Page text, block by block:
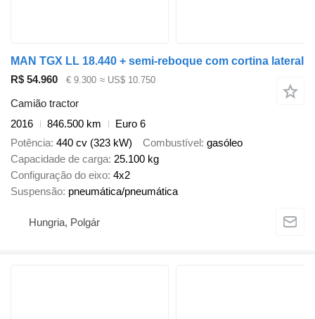
MAN TGX LL 18.440 + semi-reboque com cortina lateral
R$ 54.960
€ 9.300 ≈ US$ 10.750
Camião tractor
2016
846.500 km
Euro 6
Potência 440 cv (323 kW) Combustível gasóleo
Capacidade de carga 25.100 kg
Configuração do eixo 4x2
Suspensão pneumática/pneumática
Hungria, Polgár